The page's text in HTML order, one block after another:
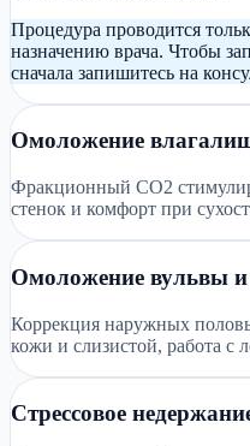
Процедура проводится
назначению врача. Чтобы
сначала запишитесь на
Омоложение
Фракционный CO2
стенок и комфорт при
Омоложение вульвы
Коррекция наружных
кожи и слизистой, работа с
Стрессовое